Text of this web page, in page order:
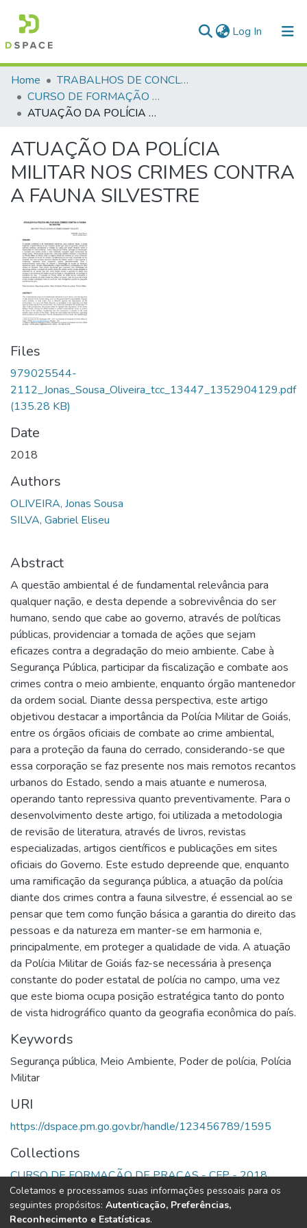
Log In (current)
Communities & Collections
All of DSpace
Home
TRABALHOS DE CONCLUSÃO DE CURSO - CFP (CURSO DE FORMAÇÃO DE PRAÇAS)
CURSO DE FORMAÇÃO DE PRAÇAS - CFP - 2018
ATUAÇÃO DA POLÍCIA MILITAR NOS CRIMES CONTRA A FAUNA SILVESTRE
ATUAÇÃO DA POLÍCIA
MILITAR NOS CRIMES CONTRA
A FAUNA SILVESTRE
Files
979025544-
2112_Jonas_Sousa_Oliveira_tcc_13447_1352904129.pdf
(135.28 KB)
Date
2018
Authors
OLIVEIRA, Jonas Sousa
SILVA, Gabriel Eliseu
Abstract
A questão ambiental é de fundamental relevância para
qualquer nação, e desta depende a sobrevivência do ser
humano, sendo que cabe ao governo, através de políticas
públicas, providenciar a tomada de ações que sejam
eficazes contra a degradação do meio ambiente. Cabe à
Segurança Pública, participar da fiscalização e combate aos
crimes contra o meio ambiente, enquanto órgão mantenedor
da ordem social. Diante dessa perspectiva, este artigo
objetivou destacar a importância da Polícia Militar de Goiás,
entre os órgãos oficiais de combate ao crime ambiental,
para a proteção da fauna do cerrado, considerando-se que
essa corporação se faz presente nos mais remotos recantos
urbanos do Estado, sendo a mais atuante e numerosa,
operando tanto repressiva quanto preventivamente. Para o
desenvolvimento deste artigo, foi utilizada a metodologia
de revisão de literatura, através de livros, revistas
especializadas, artigos científicos e publicações em sites
oficiais do Governo. Este estudo depreende que, enquanto
uma ramificação da segurança pública, a atuação da polícia
diante dos crimes contra a fauna silvestre, é essencial ao se
pensar que tem como função básica a garantia do direito das
pessoas e da natureza em manter-se em harmonia e,
principalmente, em proteger a qualidade de vida. A atuação
da Polícia Militar de Goiás faz-se necessária à presença
constante do poder estatal de polícia no campo, uma vez
que este bioma ocupa posição estratégica tanto do ponto
de vista hidrográfico quanto da geografia econômica do país.
Keywords
Segurança pública, Meio Ambiente, Poder de polícia, Polícia
Militar
URI
https://dspace.pm.go.gov.br/handle/123456789/1595
Collections
CURSO DE FORMAÇÃO DE PRAÇAS - CFP - 2018
Full item page
Coletamos e processamos suas informações pessoais para os
seguintes propósitos: Autenticação, Preferências,
Reconhecimento e Estatísticas.